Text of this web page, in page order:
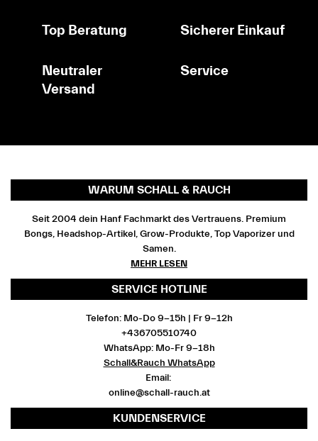
Top Beratung Sicherer Einkauf
Neutraler
Versand
Service
WARUM SCHALL & RAUCH
Seit 2004 dein Hanf Fachmarkt des Vertrauens. Premium
Bongs, Headshop-Artikel, Grow-Produkte, Top Vaporizer und
Samen.
MEHR LESEN
SERVICE HOTLINE
Telefon: Mo-Do 9-15h | Fr 9-12h
+436705510740
WhatsApp: Mo-Fr 9-18h
Schall&Rauch WhatsApp
Email:
online@schall-rauch.at
KUNDENSERVICE